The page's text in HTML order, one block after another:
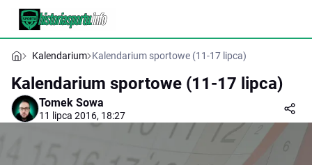
Kalendarium Kalendarium sportowe (11-17 lipca)
Kalendarium sportowe (11-17 lipca)
Tomek Sowa
11 lipca 2016, 18:27